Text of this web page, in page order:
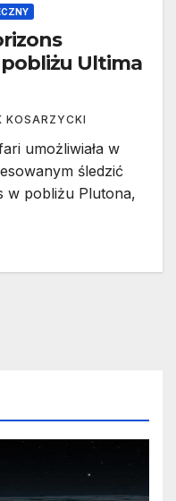
Ultima
KOSARZYCKI
umożliwiała w
śledzić
w pobliżu Plutona,